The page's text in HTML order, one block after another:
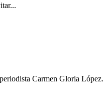
Carmen Gloria López.